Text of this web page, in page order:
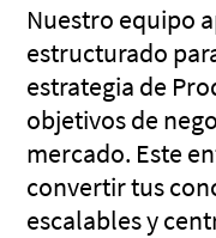
Nuestro equipo
estructurado
estrategia de
objetivos de
mercado. Este
convertir tus
escalables y